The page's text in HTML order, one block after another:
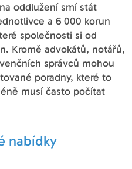
oddlužení smí stát
a 6 000 korun
společnosti si od
Kromě advokátů, notářů,
správců mohou
poradny, které to
musí často počítat
nabídky